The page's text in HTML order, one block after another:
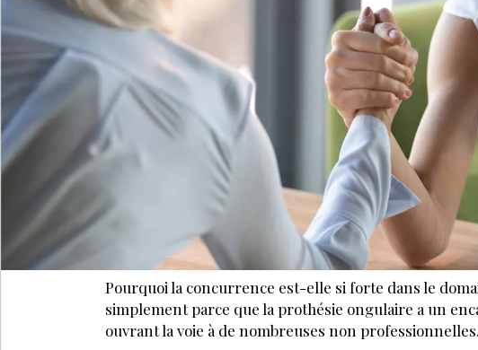
Pourquoi la concurrence est-elle si forte dans le
simplement parce que la prothésie ongulaire a un
ouvrant la voie à de nombreuses non professionnelles.